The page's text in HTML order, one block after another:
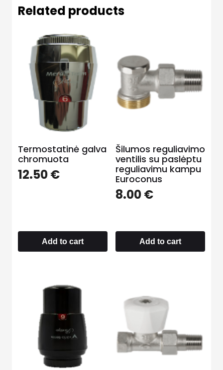
Related products
Termostatinė galva
chromuota
12.50€
Add to cart
Šilumos reguliavimo
ventilis su paslėptu
reguliavimu kampu
Euroconus
8.00€
Add to cart